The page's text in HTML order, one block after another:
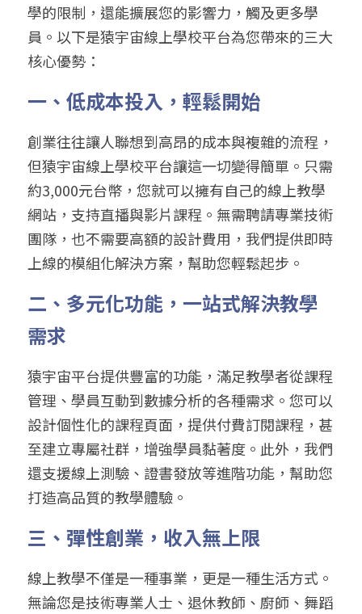
學的限制，還能擴展您的影響力，觸及更多學
員。以下是猿宇宙線上學校平台為您帶來的三大
核心優勢：
一、低成本投入，輕鬆開始
創業往往讓人聯想到高昂的成本與複雜的流程，
但猿宇宙線上學校平台讓這一切變得簡單。只需
約3,000元台幣，您就可以擁有自己的線上教學
網站，支持直播與影片課程。無需聘請專業技術
團隊，也不需要高額的設計費用，我們提供即時
上線的模組化解決方案，幫助您輕鬆起步。
二、多元化功能，一站式解決教學
需求
猿宇宙平台提供豐富的功能，滿足教學者從課程
管理、學員互動到數據分析的各種需求。您可以
設計個性化的課程頁面，提供付費訂閱課程，甚
至建立專屬社群，增強學員黏著度。此外，我們
還支援線上測驗、證書發放等進階功能，幫助您
打造高品質的教學體驗。
三、彈性創業，收入無上限
線上教學不僅是一種事業，更是一種生活方式。
無論您是技術專業人士、退休教師、廚師、舞蹈